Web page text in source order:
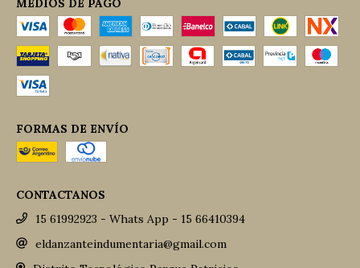
MEDIOS DE PAGO
FORMAS DE ENVÍO
CONTACTANOS
15 61992923 - Whats App - 15 66410394
eldanzanteindumentaria@gmail.com